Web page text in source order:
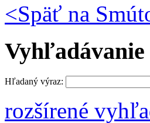
<Späť na
Vyhľadávanie
Hľadaný výraz:
rozšírené